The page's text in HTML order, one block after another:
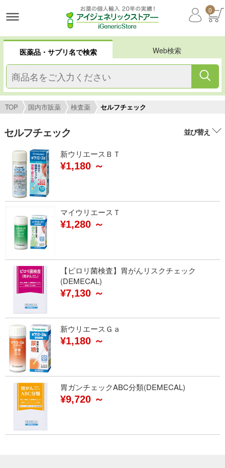
0
医薬品・サプリ名で検索 Web検索
TOP 国内市販薬 検査薬 セルフチェック
セルフチェック 並び替え
新ウリエースＢＴ
¥1,180 ～
マイウリエースＴ
¥1,280 ～
【ピロリ菌検査】胃がんリスクチェック
(DEMECAL)
¥7,130 ～
新ウリエースＧａ
¥1,180 ～
胃ガンチェックABC分類(DEMECAL)
¥9,720 ～